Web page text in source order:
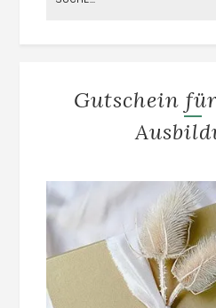
Gutschein